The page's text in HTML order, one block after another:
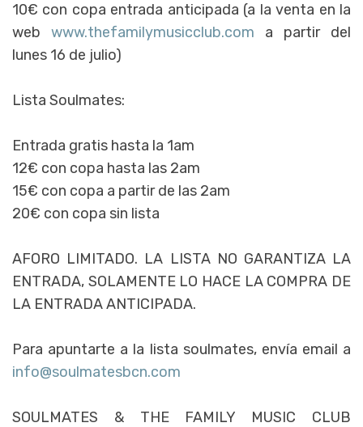
10€ con copa entrada anticipada (a la venta en la
web www.thefamilymusicclub.com a partir del
lunes 16 de julio)
Lista Soulmates:
Entrada gratis hasta la 1am
12€ con copa hasta las 2am
15€ con copa a partir de las 2am
20€ con copa sin lista
AFORO LIMITADO. LA LISTA NO GARANTIZA LA
ENTRADA, SOLAMENTE LO HACE LA COMPRA DE
LA ENTRADA ANTICIPADA.
Para apuntarte a la lista soulmates, envía email a
info@soulmatesbcn.com
SOULMATES & THE FAMILY MUSIC CLUB